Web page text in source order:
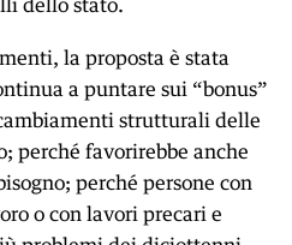
la proposta è stata
a puntare sui “bonus”
strutturali delle
perché favorirebbe anche
perché persone con
o con lavori precari e